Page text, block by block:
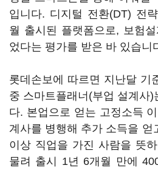
입니다. 디지털 전환(DT) 전
월 출시된 플랫폼으로, 보험
었다는 평가를 받은 바 있습니
롯데손보에 따르면 지난달 기
중 스마트플래너(부업 설계사)
다. 본업으로 얻는 고정소득
계사를 병행해 추가 소득을 얻
이상 직업을 가진 사람을 뜻
물려 출시 1년 6개월 만에